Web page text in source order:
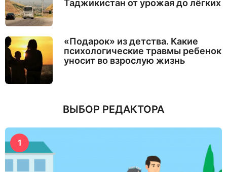
Таджикистан от урожая до лёгких
«Подарок» из детства. Какие
психологические травмы ребенок
уносит во взрослую жизнь
ВЫБОР РЕДАКТОРА
1